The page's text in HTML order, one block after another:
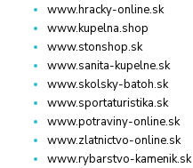
www.hracky-online.sk
www.kupelna.shop
www.stonshop.sk
www.sanita-kupelne.sk
www.skolsky-batoh.sk
www.sportaturistika.sk
www.potraviny-online.sk
www.zlatnictvo-online.sk
www.rybarstvo-kamenik.sk